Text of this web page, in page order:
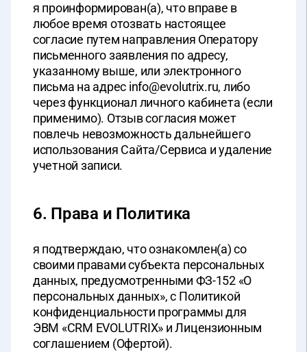
я проинформирован(а), что вправе в
любое время отозвать настоящее
согласие путем направления Оператору
письменного заявления по адресу,
указанному выше, или электронного
письма на адрес info@evolutrix.ru, либо
через функционал личного кабинета (если
применимо). Отзыв согласия может
повлечь невозможность дальнейшего
использования Сайта/Сервиса и удаление
учетной записи.
6. Права и Политика
я подтверждаю, что ознакомлен(а) со
своими правами субъекта персональных
данных, предусмотренными ФЗ-152 «О
персональных данных», с Политикой
конфиденциальности программы для
ЭВМ «CRM EVOLUTRIX» и Лицензионным
соглашением (Офертой).